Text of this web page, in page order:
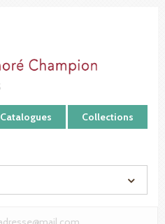
Catalogues Collections